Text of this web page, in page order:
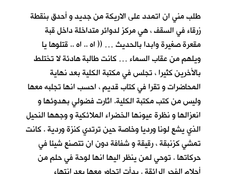
طلب مني ان اتمدد على الاريكة من جديد و أحدق بنقطة
زرقاء في السقف ، هي مركز لدوائر متداخلة داخل قبة
مقعرة صغيرة وابدا بالحديث … (( اه .. اه .. قتلوها يا
ويلهم من عقاب السماء … كانت طالبة هادئة لا تختلط
بالأخرين كثيرا ، تجلس في مكتبة الكلية بعد نهاية
المحاضرات و تقرا في كتاب قديم ، احسب انها تجلبه معها
وليس من كتب مكتبة الكلية. اثارت فضولي بهدوئها و
انعزالها و نظرة عيونها الخضراء الملائكية و وجهها النحيل
الذي يشع لونا ورديا وخاصة حين ترتدي كنزة وردية . كانت
تمشي كزنبقة ، رقيقة و شفافة دون ان تتصنع شيئا في
حركاتها . توحي لمن ينظر اليها انها لوحة في حلم من